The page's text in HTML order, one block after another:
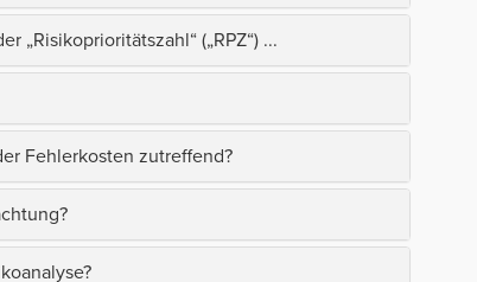
(„RPZ“) ...
Fehlerkosten zutreffend?